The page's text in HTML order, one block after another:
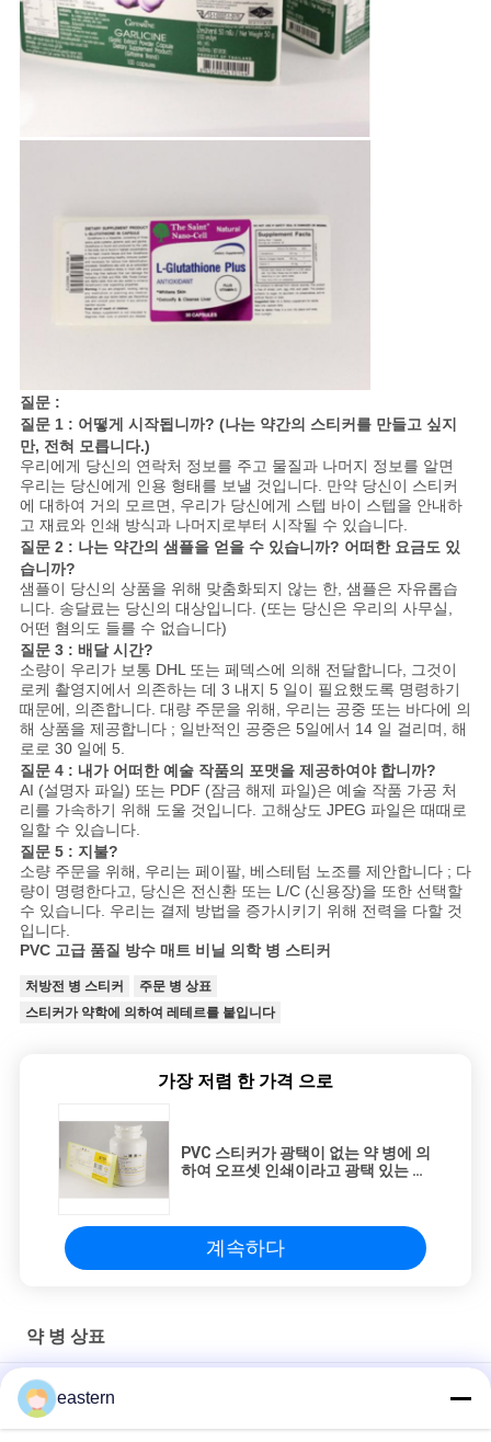
질문 :
질문 1 : 어떻게 시작됩니까? (나는 약간의 스티커를 만들고 싶지
만, 전혀 모릅니다.)
우리에게 당신의 연락처 정보를 주고 물질과 나머지 정보를 알면
우리는 당신에게 인용 형태를 보낼 것입니다. 만약 당신이 스티커
에 대하여 거의 모르면, 우리가 당신에게 스텝 바이 스텝을 안내하
고 재료와 인쇄 방식과 나머지로부터 시작될 수 있습니다.
질문 2 : 나는 약간의 샘플을 얻을 수 있습니까? 어떠한 요금도 있
습니까?
샘플이 당신의 상품을 위해 맞춤화되지 않는 한, 샘플은 자유롭습
니다. 송달료는 당신의 대상입니다. (또는 당신은 우리의 사무실,
어떤 혐의도 들를 수 없습니다)
질문 3 : 배달 시간?
소량이 우리가 보통 DHL 또는 페덱스에 의해 전달합니다, 그것이
로케 촬영지에서 의존하는 데 3 내지 5 일이 필요했도록 명령하기
때문에, 의존합니다. 대량 주문을 위해, 우리는 공중 또는 바다에 의
해 상품을 제공합니다 ; 일반적인 공중은 5일에서 14 일 걸리며, 해
로로 30 일에 5.
질문 4 : 내가 어떠한 예술 작품의 포맷을 제공하여야 합니까?
AI (설명자 파일) 또는 PDF (잠금 해제 파일)은 예술 작품 가공 처
리를 가속하기 위해 도울 것입니다. 고해상도 JPEG 파일은 때때로
일할 수 있습니다.
질문 5 : 지불?
소량 주문을 위해, 우리는 페이팔, 베스테텀 노조를 제안합니다 ; 다
량이 명령한다고, 당신은 전신환 또는 L/C (신용장)을 또한 선택할
수 있습니다. 우리는 결제 방법을 증가시키기 위해 전력을 다할 것
입니다.
PVC 고급 품질 방수 매트 비닐 의학 병 스티커
처방전 병 스티커
주문 병 상표
스티커가 약학에 의하여 레테르를 붙입니다
가장 저렴 한 가격 으로
PVC 스티커가 광택이 없는 약 병에 의
하여 오프셋 인쇄이라고 광택 있는 박
계속하다
약 병 상표
Anavar 20mg 100 Capsules Medication Bottle Stickers With
Laser Effect
eastern